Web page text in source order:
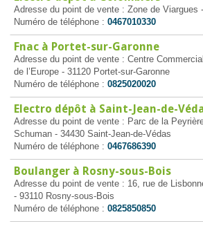
Adresse du point de vente : Zone de Viargues
Numéro de téléphone : 0467010330
Fnac à Portet-sur-Garonne
Adresse du point de vente : Centre
de l’Europe - 31120 Portet-sur-Garonne
Numéro de téléphone : 0825020020
Electro dépôt à Saint-Jean-de-
Adresse du point de vente : Parc de la
Schuman - 34430 Saint-Jean-de-Védas
Numéro de téléphone : 0467686390
Boulanger à Rosny-sous-Bois
Adresse du point de vente : 16, rue de
- 93110 Rosny-sous-Bois
Numéro de téléphone : 0825850850